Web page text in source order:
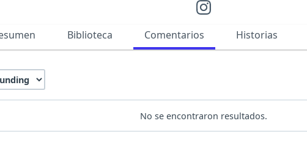
Biblioteca Comentarios Historias
No se encontraron resultados.